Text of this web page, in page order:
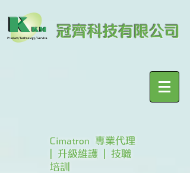
冠齊科技有限公司
Cimatron 專業代理
| 升級維護 | 技職
培訓